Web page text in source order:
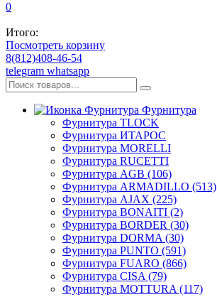
0
Итого:
Посмотреть корзину
8(812)408-46-54
telegram whatsapp
Фурнитура
Фурнитура TLOCK
Фурнитура ИТАРОС
Фурнитура MORELLI
Фурнитура RUCETTI
Фурнитура AGB (106)
Фурнитура ARMADILLO (513)
Фурнитура AJAX (225)
Фурнитура BONAITI (2)
Фурнитура BORDER (30)
Фурнитура DORMA (30)
Фурнитура PUNTO (591)
Фурнитура FUARO (866)
Фурнитура CISA (79)
Фурнитура MOTTURA (117)